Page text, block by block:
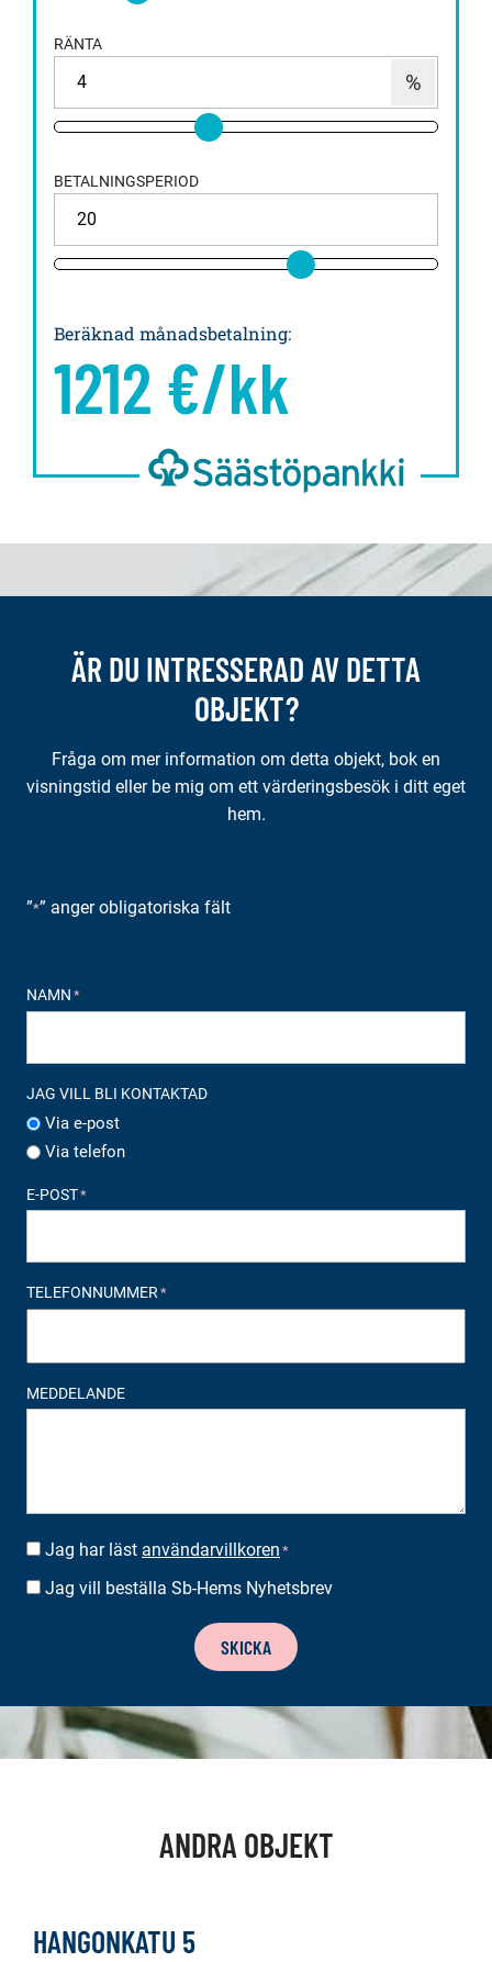
RÄNTA
BETALNINGSPERIOD
Beräknad månadsbetalning:
1212 €/kk
ÄR DU INTRESSERAD AV DETTA
OBJEKT?
Fråga om mer information om detta objekt, bok en
visningstid eller be mig om ett värderingsbesök i ditt eget
hem.
”*” anger obligatoriska fält
NAMN *
JAG VILL BLI KONTAKTAD
Via e-post
Via telefon
E-POST*
TELEFONNUMMER*
MEDDELANDE
SUOSTUMUS *
Jag har läst användarvillkoren *
BESTÄLLA
Jag vill beställa Sb-Hems Nyhetsbrev
SKICKA
ANDRA OBJEKT
HANGONKATU 5